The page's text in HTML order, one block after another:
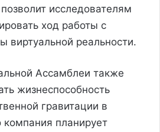
исследователям
ход работы с
виртуальной реальности.
Ассамблеи также
жизнеспособность
гравитации в
компания планирует